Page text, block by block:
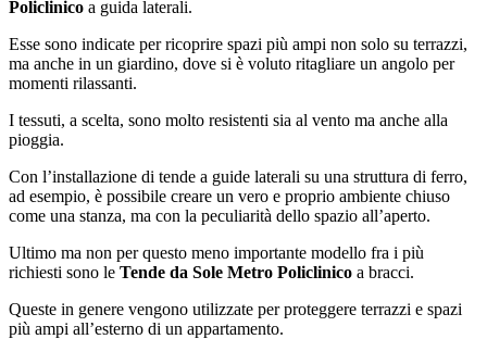
Policlinico a guida laterali.
Esse sono indicate per ricoprire spazi più ampi non solo su terrazzi,
ma anche in un giardino, dove si è voluto ritagliare un angolo per
momenti rilassanti.
I tessuti, a scelta, sono molto resistenti sia al vento ma anche alla
pioggia.
Con l’installazione di tende a guide laterali su una struttura di ferro,
ad esempio, è possibile creare un vero e proprio ambiente chiuso
come una stanza, ma con la peculiarità dello spazio all’aperto.
Ultimo ma non per questo meno importante modello fra i più
richiesti sono le Tende da Sole Metro Policlinico a bracci.
Queste in genere vengono utilizzate per proteggere terrazzi e spazi
più ampi all’esterno di un appartamento.